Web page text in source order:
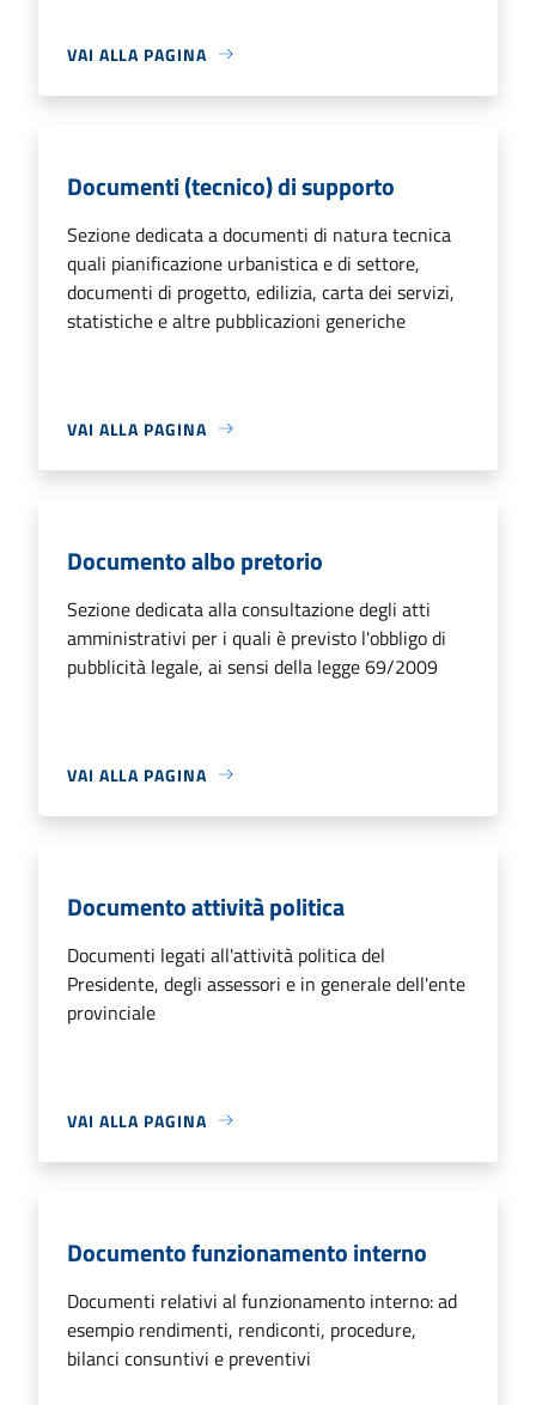
VAI ALLA PAGINA
Documenti (tecnico) di supporto
Sezione dedicata a documenti di natura tecnica
quali pianificazione urbanistica e di settore,
documenti di progetto, edilizia, carta dei servizi,
statistiche e altre pubblicazioni generiche
VAI ALLA PAGINA
Documento albo pretorio
Sezione dedicata alla consultazione degli atti
amministrativi per i quali è previsto l'obbligo di
pubblicità legale, ai sensi della legge 69/2009
VAI ALLA PAGINA
Documento attività politica
Documenti legati all'attività politica del
Presidente, degli assessori e in generale dell'ente
provinciale
VAI ALLA PAGINA
Documento funzionamento interno
Documenti relativi al funzionamento interno: ad
esempio rendimenti, rendiconti, procedure,
bilanci consuntivi e preventivi